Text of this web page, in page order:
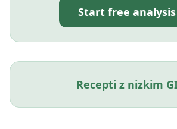
Start free
Recepti z nizkim